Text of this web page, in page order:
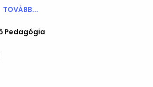
TOVÁBB...
Pedagógia